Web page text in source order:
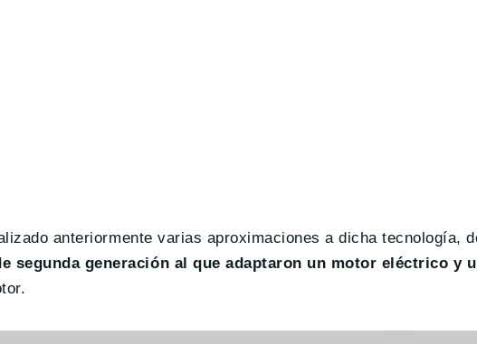
anteriormente varias aproximaciones a dicha tecnología,
segunda generación al que adaptaron un motor eléctrico y